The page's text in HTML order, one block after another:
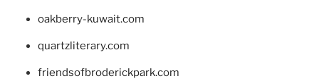
oakberry-kuwait.com
quartzliterary.com
friendsofbroderickpark.com